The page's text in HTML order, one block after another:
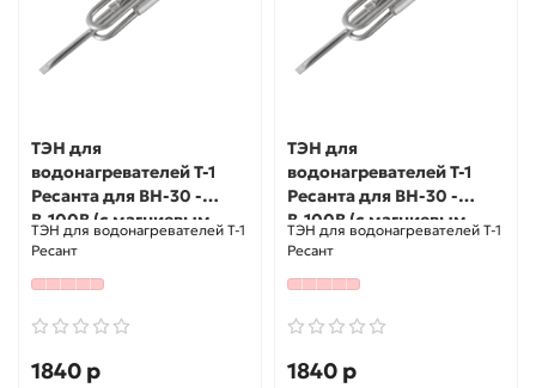
ТЭН для
водонагревателей Т-1
Ресанта для ВН-30 -
В-100В (с магниевым
анодом)
ТЭН для водонагревателей Т-1
Ресант
1840 р
ТЭН для
водонагревателей Т-1
Ресанта для ВН-30 -
В-100В (с магниевым
анодом)
ТЭН для водонагревателей Т-1
Ресант
1840 р